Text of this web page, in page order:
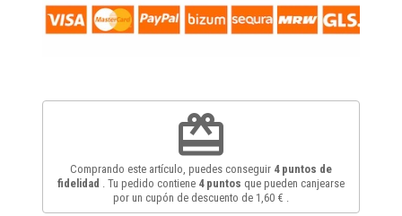
redeem
Comprando este artículo, puedes conseguir 4puntos de
fidelidad
. Tu pedido contiene 4puntos que pueden canjearse
por un cupón de descuento de 1,60 €